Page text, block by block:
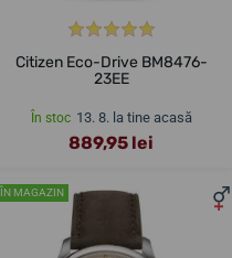
Citizen Eco-Drive BM8476-
23EE
În stoc 13. 8. la tine acasă
889,95 lei
ÎN MAGAZIN